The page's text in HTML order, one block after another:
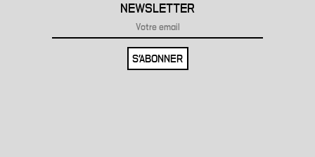
NEWSLETTER
S'ABONNER